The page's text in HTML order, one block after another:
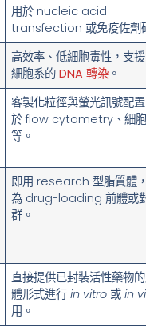
用於 nucleic acid
transfection 或免疫佐劑
高效率、低細胞毒性，支
細胞系的 DNA 轉染 。
客製化粒徑與螢光訊號配
於 flow cytometry、細
等。
即用 research 型脂質體
為 drug-loading 前體或
群。
直接提供已封裝活性藥物
體形式進行in vitro 或in
用。